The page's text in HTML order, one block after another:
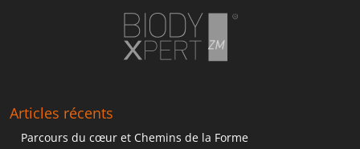
Articles récents
Parcours du cœur et Chemins de la Forme